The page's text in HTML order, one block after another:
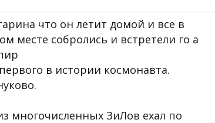
что он летит домой и все в
месте собролись и встретели го а
в истории космонавта.
многочисленных ЗиЛов ехал по